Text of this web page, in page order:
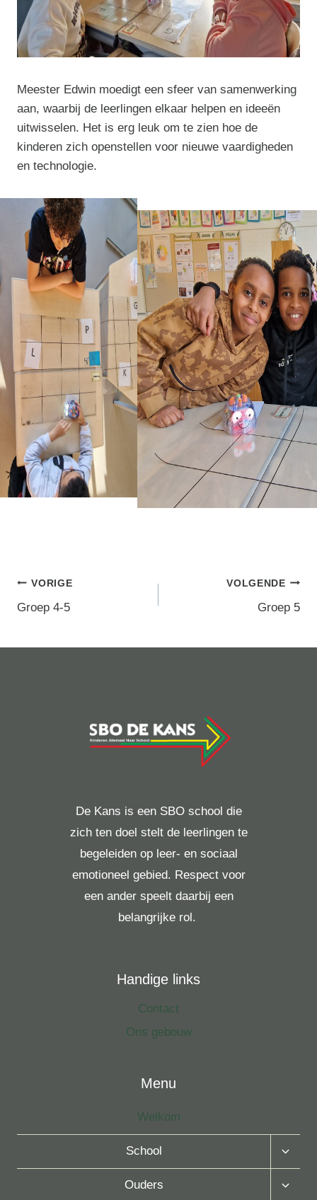
Meester Edwin moedigt een sfeer van samenwerking
aan, waarbij de leerlingen elkaar helpen en ideeën
uitwisselen. Het is erg leuk om te zien hoe de
kinderen zich openstellen voor nieuwe vaardigheden
en technologie.
Berichtnavigatie
VORIGE
Groep 4-5
VOLGENDE
Groep 5
De Kans is een SBO school die
zich ten doel stelt de leerlingen te
begeleiden op leer- en sociaal
emotioneel gebied. Respect voor
een ander speelt daarbij een
belangrijke rol.
Handige links
Contact
Ons gebouw
Menu
Welkom
School
Toggle
Ouders
Toggle